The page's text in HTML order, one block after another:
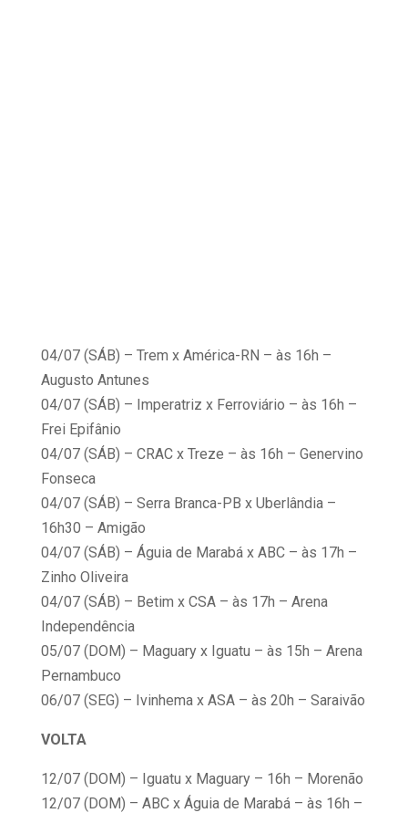
04/07 (SÁB) – Trem x América-RN – às 16h –
Augusto Antunes
04/07 (SÁB) – Imperatriz x Ferroviário – às 16h –
Frei Epifânio
04/07 (SÁB) – CRAC x Treze – às 16h – Genervino
Fonseca
04/07 (SÁB) – Serra Branca-PB x Uberlândia –
16h30 – Amigão
04/07 (SÁB) – Águia de Marabá x ABC – às 17h –
Zinho Oliveira
04/07 (SÁB) – Betim x CSA – às 17h – Arena
Independência
05/07 (DOM) – Maguary x Iguatu – às 15h – Arena
Pernambuco
06/07 (SEG) – Ivinhema x ASA – às 20h – Saraivão
VOLTA
12/07 (DOM) – Iguatu x Maguary – 16h – Morenão
12/07 (DOM) – ABC x Águia de Marabá – às 16h –